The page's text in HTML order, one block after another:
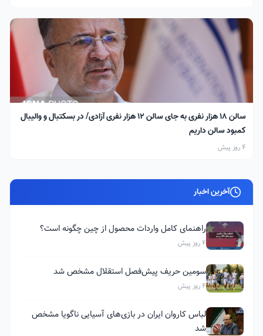
سالن ۱۸ هزار نفری به جای سالن ۱۲ هزار نفری آزادی/ در بسکتبال و والیبال
کمبود سالن داریم
4 روز پیش
آخرین اخبار
راهنمای کامل واردات محصول از چین چگونه است؟
4 روز پیش
سومین حریف پیش‌فصل استقلال مشخص شد
4 روز پیش
لباس کاروان ایران در بازی‌های آسیایی ناگویا مشخص
شد